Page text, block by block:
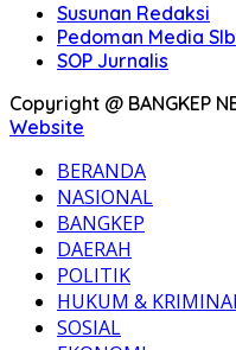
Susunan Redaksi
Pedoman Media
SOP Jurnalis
Copyright @ BANGKEP
Website
BERANDA
NASIONAL
BANGKEP
DAERAH
POLITIK
HUKUM &
SOSIAL